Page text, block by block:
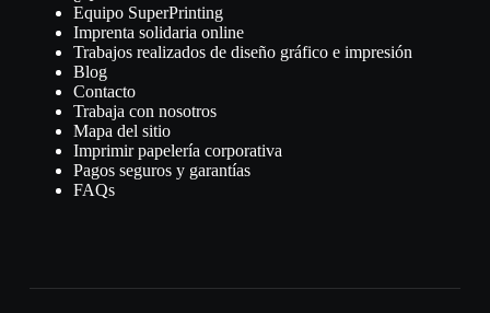
Equipo SuperPrinting
Imprenta solidaria online
Trabajos realizados de diseño gráfico e impresión
Blog
Contacto
Trabaja con nosotros
Mapa del sitio
Imprimir papelería corporativa
Pagos seguros y garantías
FAQs